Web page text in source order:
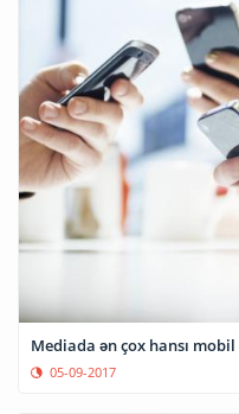
Mediada ən çox hansı
05-09-2017